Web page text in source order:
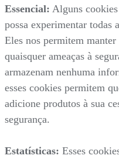
Essencial: Alguns
possa experimentar todas
Eles nos permitem manter
quaisquer ameaças à
armazenam nenhuma
esses cookies permitem
adicione produtos à sua
segurança.
Estatísticas: Esses